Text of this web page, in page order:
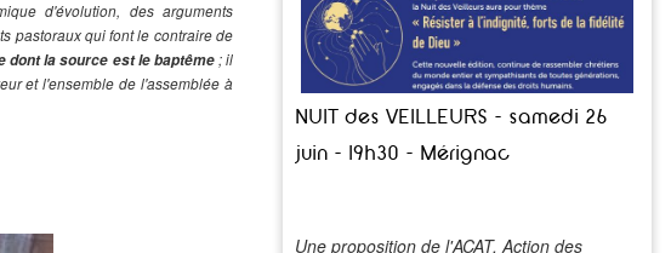
d'évolution, des arguments
pastoraux qui font le contraire de
dont la source est le baptême; il
et l'ensemble de l'assemblée à
NUIT des VEILLEURS - samedi 26
juin - 19h30 - Mérignac
Une proposition de l'ACAT, Action des